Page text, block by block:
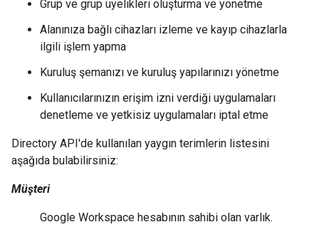
Grup ve grup üyelikleri oluşturma ve yönetme
Alanınıza bağlı cihazları izleme ve kayıp cihazlarla
ilgili işlem yapma
Kuruluş şemanızı ve kuruluş yapılarınızı yönetme
Kullanıcılarınızın erişim izni verdiği uygulamaları
denetleme ve yetkisiz uygulamaları iptal etme
Directory API'de kullanılan yaygın terimlerin listesini
aşağıda bulabilirsiniz:
Müşteri
Google Workspace hesabının sahibi olan varlık.